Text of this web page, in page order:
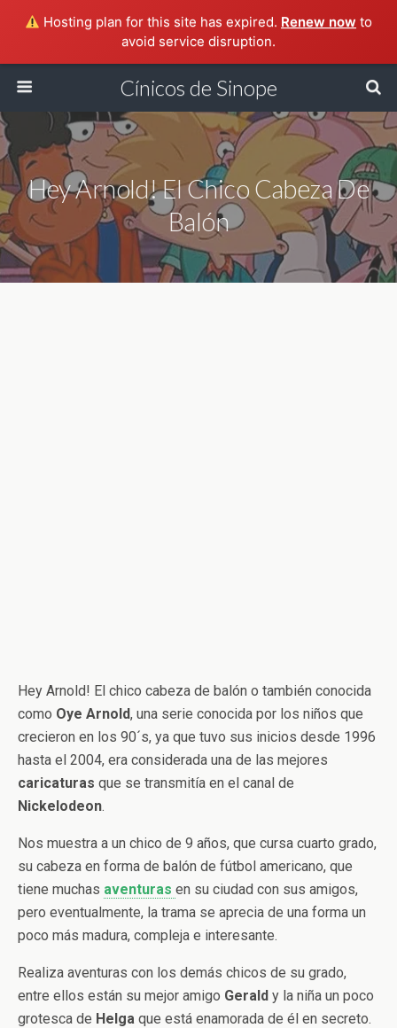
Hosting plan for this site has expired. Renew now to
avoid service disruption.
Cínicos de Sinope
Hey Arnold! El Chico Cabeza De
Balón
Hey Arnold! El chico cabeza de balón o también conocida
como Oye Arnold, una serie conocida por los niños que
crecieron en los 90´s, ya que tuvo sus inicios desde 1996
hasta el 2004, era considerada una de las mejores
caricaturas que se transmitía en el canal de
Nickelodeon.
Nos muestra a un chico de 9 años, que cursa cuarto grado,
su cabeza en forma de balón de fútbol americano, que
tiene muchas aventuras en su ciudad con sus amigos,
pero eventualmente, la trama se aprecia de una forma un
poco más madura, compleja e interesante.
Realiza aventuras con los demás chicos de su grado,
entre ellos están su mejor amigo Gerald y la niña un poco
grotesca de Helga que está enamorada de él en secreto.